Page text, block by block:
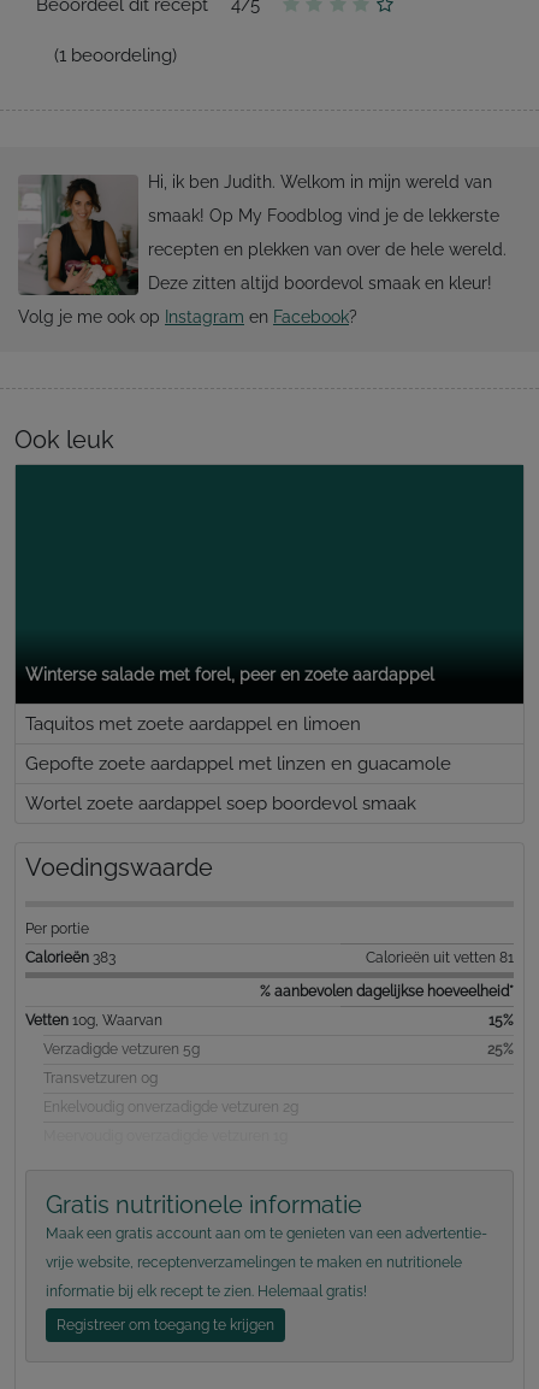
Beoordeel dit recept 4/5
(1 beoordeling)
Hi, ik ben Judith. Welkom in mijn wereld van
smaak! Op My Foodblog vind je de lekkerste
recepten en plekken van over de hele wereld.
Deze zitten altijd boordevol smaak en kleur!
Volg je me ook op Instagram en Facebook?
Ook leuk
Winterse salade met forel, peer en zoete aardappel
Taquitos met zoete aardappel en limoen
Gepofte zoete aardappel met linzen en guacamole
Wortel zoete aardappel soep boordevol smaak
Voedingswaarde
Per portie
Calorieën 383
Calorieën uit vetten 81
% aanbevolen dagelijkse hoeveelheid*
Vetten 10g, Waarvan
15%
Verzadigde vetzuren 5g
25%
Transvetzuren 0g
Enkelvoudig onverzadigde vetzuren 2g
Gratis nutritionele informatie
Maak een gratis account aan om te genieten van een advertentie-
vrije website, receptenverzamelingen te maken en nutritionele
informatie bij elk recept te zien. Helemaal gratis!
Registreer om toegang te krijgen